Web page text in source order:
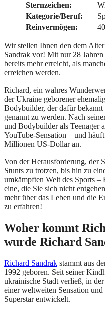
Sternzeichen:
Kategorie/Beruf:
Reinvermögen:
Wir stellen Ihnen den dem
Sandrak vor! Mit nur 28
bereits mehr erreicht, als
erreichen werden.
Richard, ein wahres
der Ukraine geborener
Bodybuilder, der dafür bekannt
genannt zu werden. Nach
und Bodybuilder als Teenager
YouTube-Sensation – und
Millionen US-Dollar an.
Von der Herausforderung, der
Stunts zu trotzen, bis hin zu
umkämpften Welt des Sports –
eine, die Sie sich nicht
mehr über das Leben und die
zu erfahren!
Woher kommt
wurde Richard
Richard Sandrak stammt aus
1992 geboren. Seit seiner
ukrainische Stadt verließ, in
einer weltweiten Sensation
Superstar entwickelt.